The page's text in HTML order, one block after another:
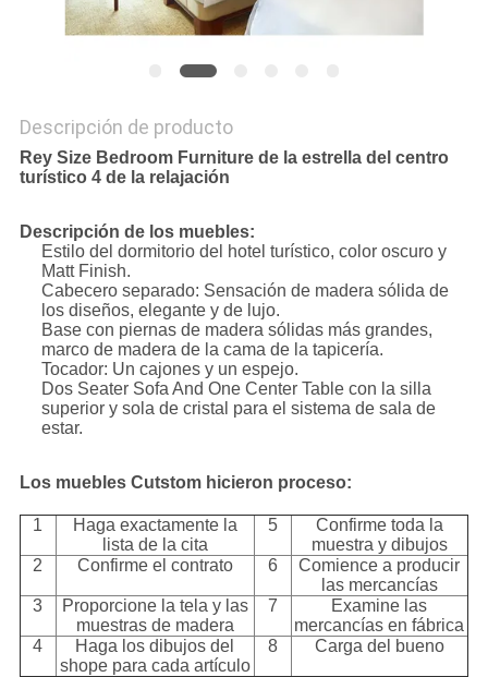
Descripción de producto
Rey Size Bedroom Furniture de la estrella del centro
turístico 4 de la relajación
Descripción de los muebles:
Estilo del dormitorio del hotel turístico, color oscuro y
Matt Finish.
Cabecero separado: Sensación de madera sólida de
los diseños, elegante y de lujo.
Base con piernas de madera sólidas más grandes,
marco de madera de la cama de la tapicería.
Tocador: Un cajones y un espejo.
Dos Seater Sofa And One Center Table con la silla
superior y sola de cristal para el sistema de sala de
estar.
Los muebles Cutstom hicieron proceso:
1
Haga exactamente la
lista de la cita
5
Confirme toda la
muestra y dibujos
2
Confirme el contrato 6
Comience a producir
las mercancías
3
Proporcione la tela y las
muestras de madera
7
Examine las
mercancías en fábrica
4
Haga los dibujos del
shope para cada artículo
8 Carga del bueno